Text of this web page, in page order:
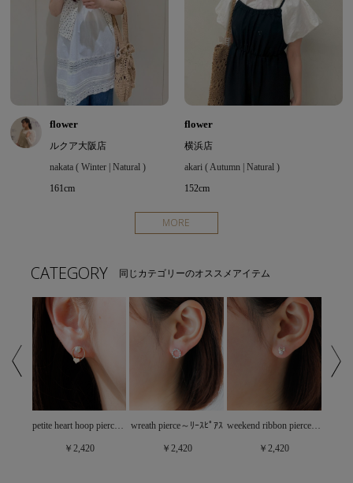
flower
ルクア大阪店
nakata ( Winter | Natural )
161cm
flower
横浜店
akari ( Autumn | Natural )
152cm
MORE
CATEGORY 同じカテゴリーのオススメアイテム
petite heart hoop pierce～ﾌﾟﾁﾊｰﾄﾌｰﾌﾟﾋﾟｱｽ
￥2,420
wreath pierce～ﾘｰｽﾋﾟｱｽ
￥2,420
weekend ribbon pierce～ｳｨｰｸｴﾝﾄﾞﾘﾎﾞﾝﾋﾟｱｽ
￥2,420